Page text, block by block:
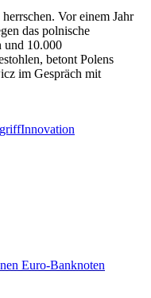
Vor einem Jahr
das polnische
und 10.000
betont Polens
im Gespräch mit
Innovation
Euro-Banknoten